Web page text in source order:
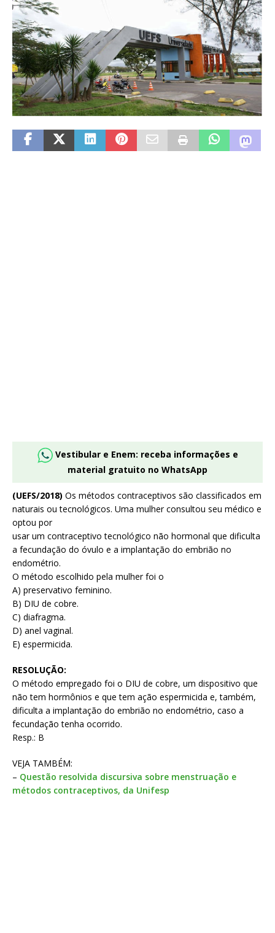
Vestibular e Enem: receba informações e
material gratuito no WhatsApp
(UEFS/2018) Os métodos contraceptivos são classificados em
naturais ou tecnológicos. Uma mulher consultou seu médico e
optou por
usar um contraceptivo tecnológico não hormonal que dificulta
a fecundação do óvulo e a implantação do embrião no
endométrio.
O método escolhido pela mulher foi o
A) preservativo feminino.
B) DIU de cobre.
C) diafragma.
D) anel vaginal.
E) espermicida.
RESOLUÇÃO:
O método empregado foi o DIU de cobre, um dispositivo que
não tem hormônios e que tem ação espermicida e, também,
dificulta a implantação do embrião no endométrio, caso a
fecundação tenha ocorrido.
Resp.: B
VEJA TAMBÉM:
– Questão resolvida discursiva sobre menstruação e
métodos contraceptivos, da Unifesp